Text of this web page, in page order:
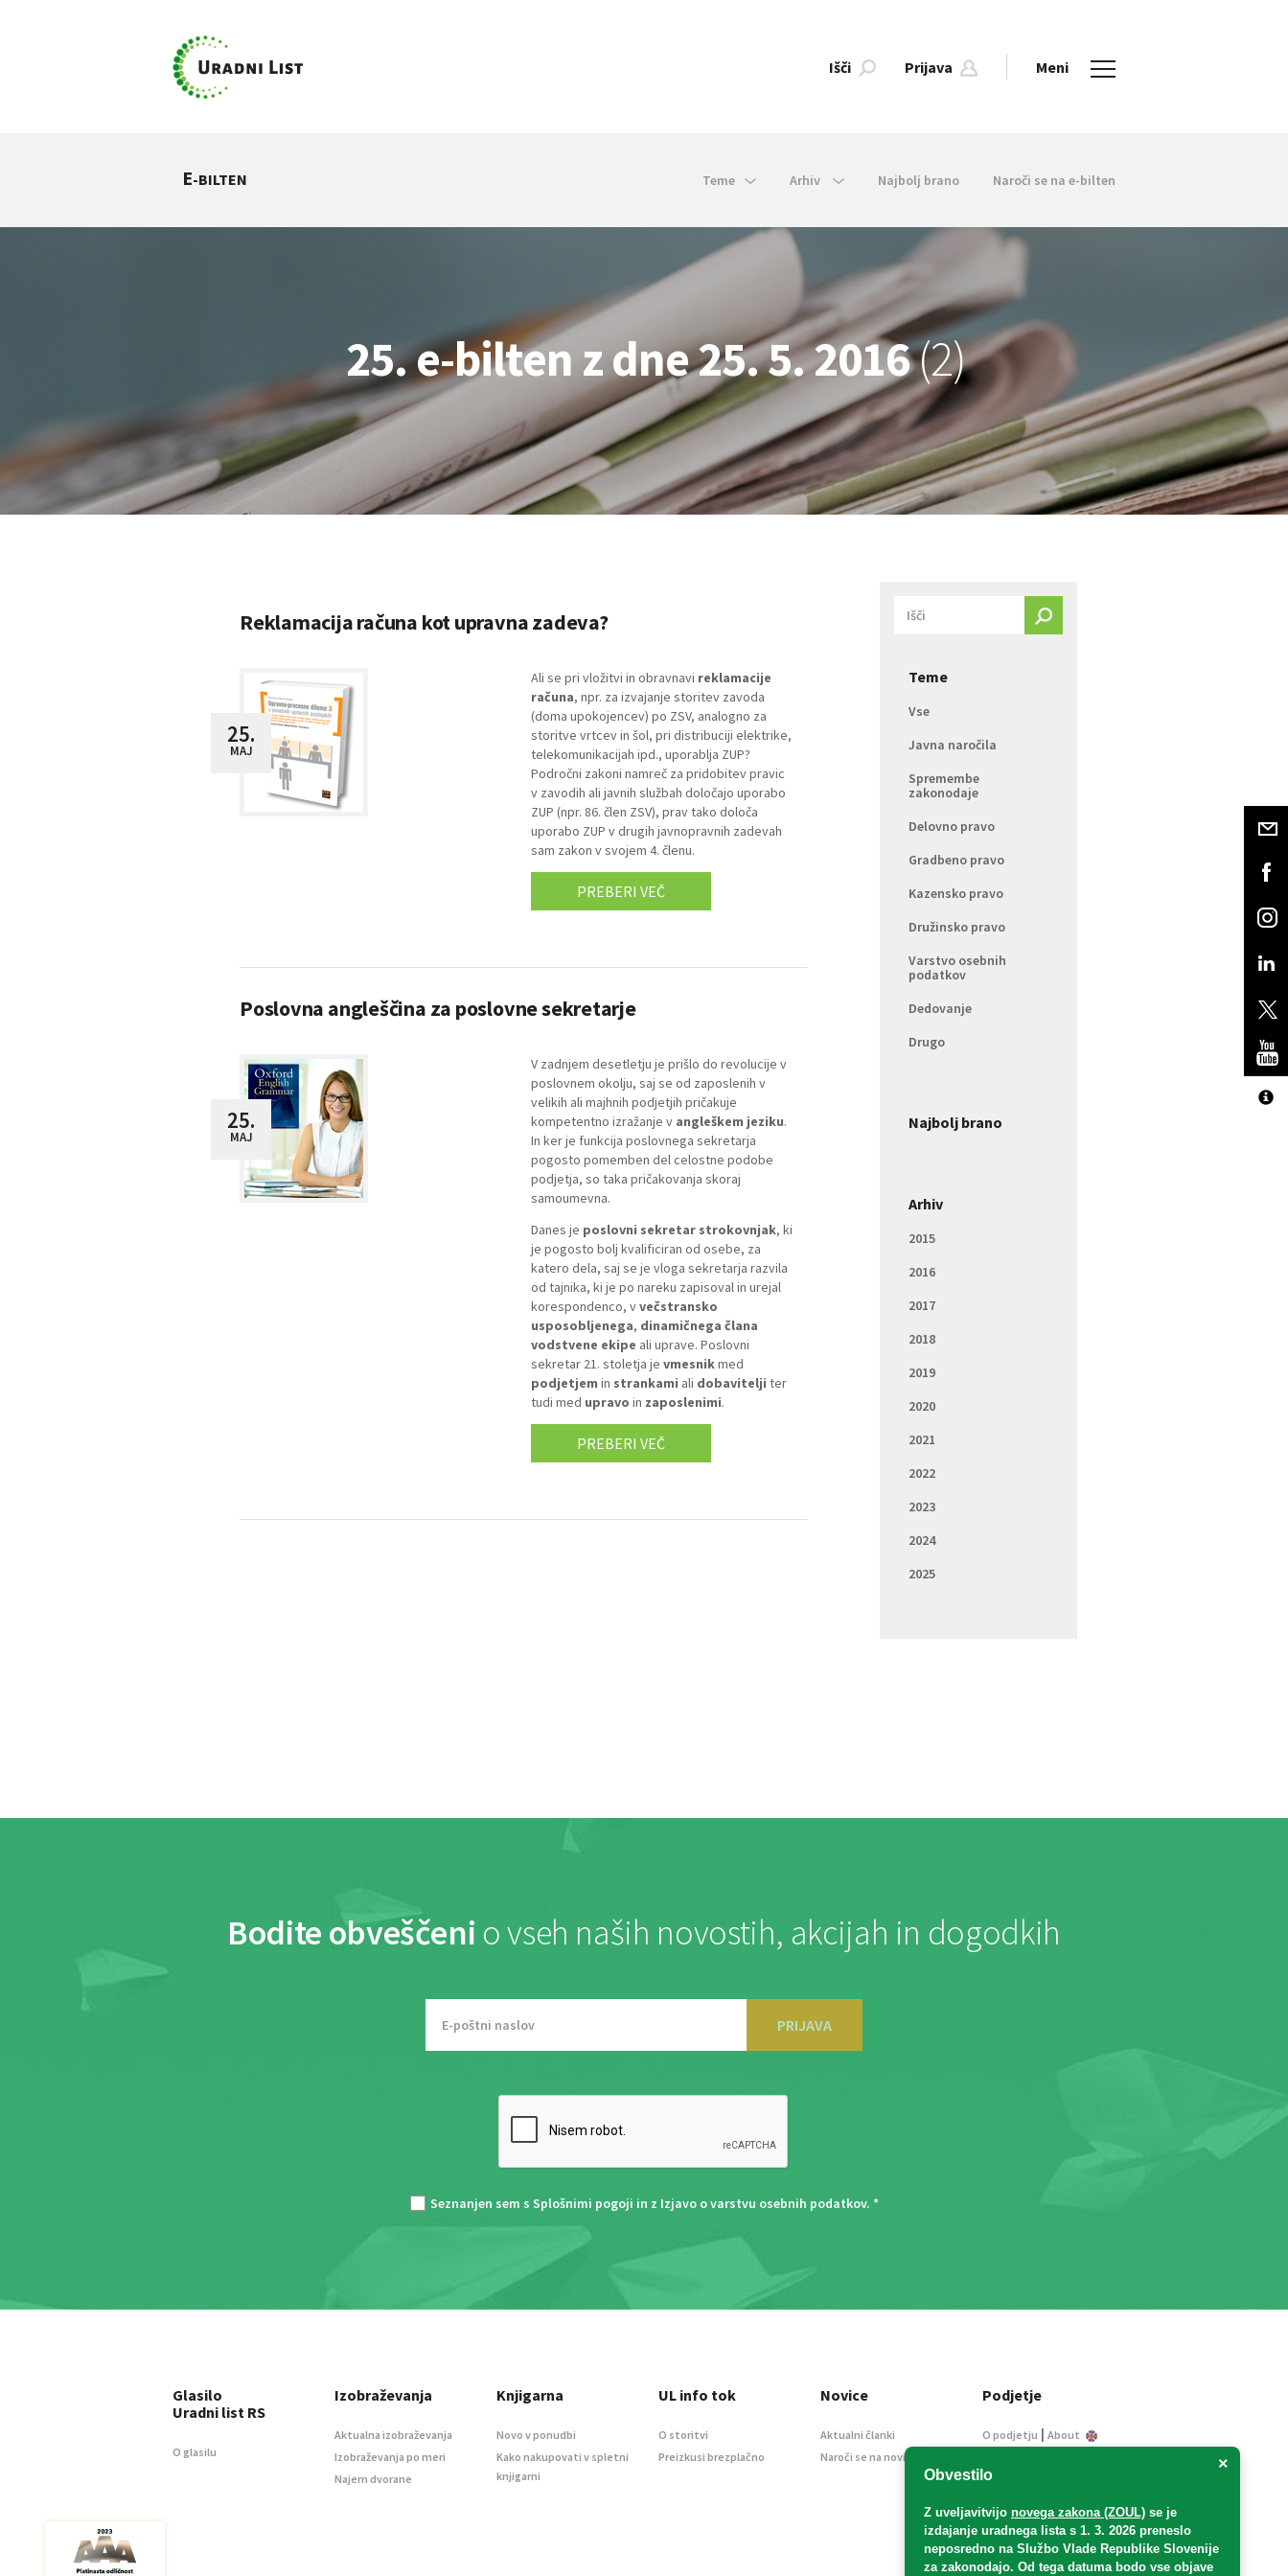
Išči Prijava Meni
E-BILTEN Teme Arhiv Najbolj brano Naroči se na e-bilten
25. e-bilten z dne 25. 5. 2016(2)
Reklamacija računa kot upravna zadeva?
25.
MAJ
Ali se pri vložitvi in obravnavi reklamacije
računa, npr. za izvajanje storitev zavoda
(doma upokojencev) po ZSV, analogno za
storitve vrtcev in šol, pri distribuciji elektrike,
telekomunikacijah ipd., uporablja ZUP?
Področni zakoni namreč za pridobitev pravic
v zavodih ali javnih službah določajo uporabo
ZUP (npr. 86. člen ZSV), prav tako določa
uporabo ZUP v drugih javnopravnih zadevah
sam zakon v svojem 4. členu.
PREBERI VEČ
Poslovna angleščina za poslovne sekretarje
25.
MAJ
V zadnjem desetletju je prišlo do revolucije v
poslovnem okolju, saj se od zaposlenih v
velikih ali majhnih podjetjih pričakuje
kompetentno izražanje v angleškem jeziku.
In ker je funkcija poslovnega sekretarja
pogosto pomemben del celostne podobe
podjetja, so taka pričakovanja skoraj
samoumevna.
Danes je poslovni sekretar strokovnjak, ki
je pogosto bolj kvalificiran od osebe, za
katero dela, saj se je vloga sekretarja razvila
od tajnika, ki je po nareku zapisoval in urejal
korespondenco, vvečstransko
usposobljenega, dinamičnega člana
vodstvene ekipe ali uprave. Poslovni
sekretar 21. stoletja je vmesnikmed
podjetjem in strankami ali dobavitelji ter
tudi med upravo in zaposlenimi.
PREBERI VEČ
Teme
Vse
Javna naročila
Spremembe
zakonodaje
Delovno pravo
Gradbeno pravo
Kazensko pravo
Družinsko pravo
Varstvo osebnih
podatkov
Dedovanje
Drugo
Najbolj brano
Arhiv
2015
2016
2017
2018
2019
2020
2021
2022
2023
2024
2025
Bodite obveščeni o vseh naših novostih, akcijah in dogodkih
PRIJAVA
Seznanjen sem s Splošnimi pogoji in z Izjavo o varstvu osebnih podatkov. *
×
Obvestilo
Z uveljavitvijo novega zakona (ZOUL) se je
izdajanje uradnega lista s 1. 3. 2026 preneslo
neposredno na Službo Vlade Republike Slovenije
za zakonodajo. Od tega datuma bodo vse objave
Glasilo
Uradni list RS
O glasilu
Izobraževanja
Aktualna izobraževanja
Izobraževanja po meri
Najem dvorane
Knjigarna
Novo v ponudbi
Kako nakupovati v spletni
knjigarni
UL info tok
O storitvi
Preizkusi brezplačno
Novice
Aktualni članki
Naroči se na novice
Podjetje
O podjetju | About
Informacije javnega
Oglaševanje
Splošni pogoji
Izjava o varstvu osebnih